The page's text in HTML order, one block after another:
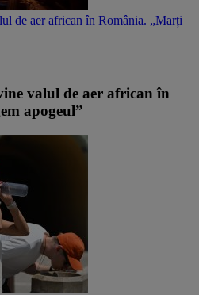
de aer african în România. „Marți
valul de aer african în
apogeul”